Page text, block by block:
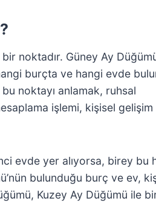
noktadır. Güney Ay
burçta ve hangi evde
noktayı anlamak, ruhsal
işlemi, kişisel gelişim
evde yer alıyorsa, birey bu
bulunduğu burç ve ev,
Kuzey Ay Düğümü ile